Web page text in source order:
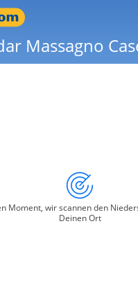
Massagno
Moment, wir scannen den
Deinen Ort